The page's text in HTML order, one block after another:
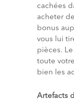
cachées
acheter
bonus
vous lui
pièces.
toute
bien les
Artefacts